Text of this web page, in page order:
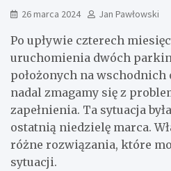
26 marca 2024 Jan Pawłowski
Po upływie czterech
uruchomienia dwóch
położonych na wschodnich
nadal zmagamy się z
zapełnienia. Ta sytuacja
ostatnią niedzielę marca.
różne rozwiązania, które
sytuacji.